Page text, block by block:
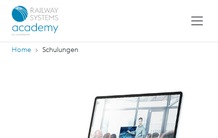
Home Schulungen